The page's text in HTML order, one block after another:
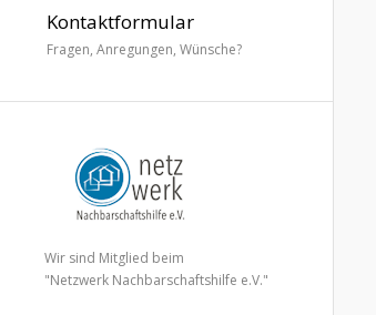
Kontaktformular
Fragen, Anregungen, Wünsche?
Wir sind Mitglied beim
"Netzwerk Nachbarschaftshilfe e.V."